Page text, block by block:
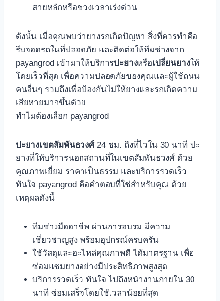
สายหลักหรือช่วงเวลาเร่งด่วน
ดังนั้น เมื่อคุณพบว่ายางรถเกิดปัญหา สิ่งที่ควรทำคือ
รีบจอดรถในที่ปลอดภัย และติดต่อให้ทีมช่างจาก
payangrod เข้ามาให้บริการปะยางหรือเปลี่ยนยางให้
โดยเร็วที่สุด เพื่อความปลอดภัยของคุณและผู้ใช้ถนน
คนอื่นๆ รวมถึงเพื่อป้องกันไม่ให้ยางและรถเกิดความ
เสียหายมากขึ้นด้วย
ทําไมต้องเลือก payangrod
ปะยางเขตสัมพันธวงศ์ 24 ชม. ถึงที่ไวใน 30 นาที ปะ
ยางที่ให้บริการนอกสถานที่ในเขตสัมพันธวงศ์ ด้วย
คุณภาพเยี่ยม ราคาเป็นธรรม และบริการรวดเร็ว
ทันใจ payangrod คือคําตอบที่ใช่สําหรับคุณ ด้วย
เหตุผลดังนี้
ทีมช่างมืออาชีพ ผ่านการอบรม มีความ
เชี่ยวชาญสูง พร้อมอุปกรณ์ครบครัน
ใช้วัสดุและอะไหล่คุณภาพดี ได้มาตรฐาน เพื่อ
ซ่อมแซมยางอย่างมีประสิทธิภาพสูงสุด
บริการรวดเร็ว ทันใจ ไปถึงหน้างานภายใน 30
นาที ซ่อมเสร็จโดยใช้เวลาน้อยที่สุด